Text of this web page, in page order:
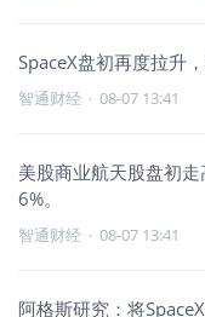
SpaceX盘初再度拉升
智通财经 · 08-07 13:41
美股商业航天股盘初
6%。
智通财经 · 08-07 13:41
阿格斯研究：将